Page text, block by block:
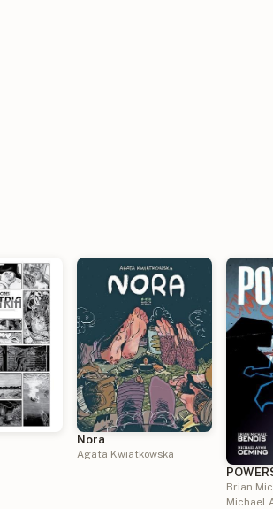
Nora
Agata Kwiatkowska
Brian
Michael